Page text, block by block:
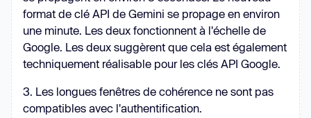
format de clé API de Gemini se propage en environ
une minute. Les deux fonctionnent à l'échelle de
Google. Les deux suggèrent que cela est également
techniquement réalisable pour les clés API Google.
3. Les longues fenêtres de cohérence ne sont pas
compatibles avec l'authentification.